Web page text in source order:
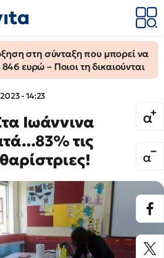
στη σύνταξη που μπορεί να
ευρώ – Ποιοι τη δικαιούνται
- 14:23
Ιωάννινα
τις